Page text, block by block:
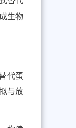
生物
代蛋
与放